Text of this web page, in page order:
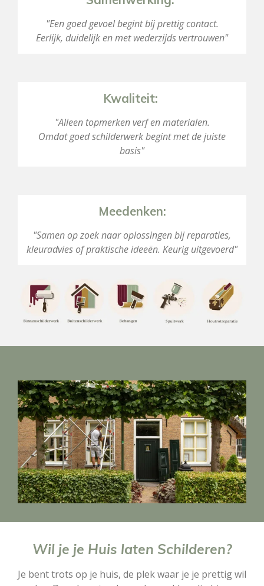
"Een goed gevoel begint bij prettig contact.
Eerlijk, duidelijk en met wederzijds vertrouwen"
Kwaliteit:
"Alleen topmerken verf en materialen.
Omdat goed schilderwerk begint met de juiste
basis"
Meedenken:
"Samen op zoek naar oplossingen bijreparaties,
kleuradvies of praktische ideeën. Keurig uitgevoerd"
Wil je je Huis laten Schilderen?
Je bent trots op je huis, de plek waar je je prettig wil